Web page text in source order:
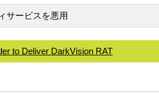
サービスを悪用
to Deliver DarkVision RAT